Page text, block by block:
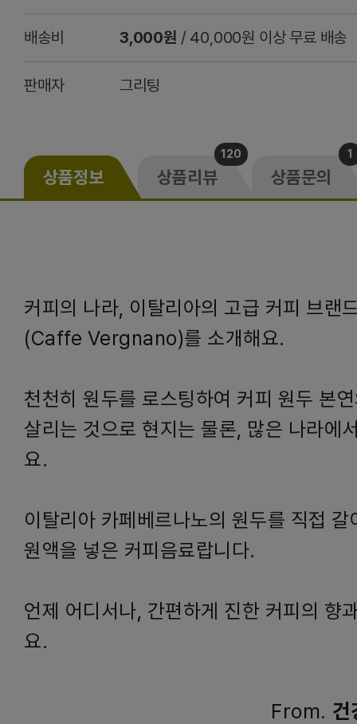
배송비 3,000원 / 40,000원 이상 무료 배송
판매자 그리팅
상품정보 상품리뷰
120
상품문의
1
커피의 나라, 이탈리아의 고급 커피 브랜
(Caffe Vergnano)를 소개해요.
천천히 원두를 로스팅하여 커피 원두 본
살리는 것으로 현지는 물론, 많은 나라에
요.
이탈리아 카페베르나노의 원두를 직접
원액을 넣은 커피음료랍니다.
언제 어디서나, 간편하게 진한 커피의 향
요.
From. 건